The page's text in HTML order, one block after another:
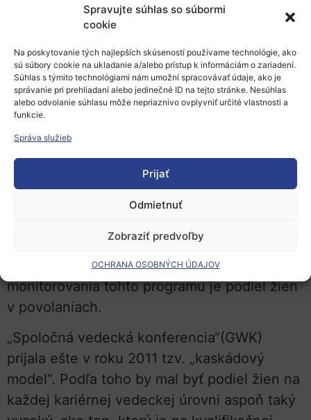
Spravujte súhlas so súbormi
cookie
Na poskytovanie tých najlepších skúseností používame technológie, ako
sú súbory cookie na ukladanie a/alebo prístup k informáciám o zariadení.
Súhlas s týmito technológiami nám umožní spracovávať údaje, ako je
správanie pri prehliadaní alebo jedinečné ID na tejto stránke. Nesúhlas
alebo odvolanie súhlasu môže nepriaznivo ovplyvniť určité vlastnosti a
funkcie.
Správa služieb
Prijať
Odmietnuť
Zobraziť predvoľby
OCHRANA OSOBNÝCH ÚDAJOV
Rodová rovnosť zohráva ústrednú úlohu aj v
koncepcie prezentované univerzitami,
zahŕňajú rôzne opatrenia na zlepšenie
kompatibility vedy a starostlivosti. Jednotlivé
univerzity definujú cieľové kvóty na zvýšenie
podielu vysokokvalifikovaných vedkýň na
vrcholových pozíciách. S programom na
podporu mladých vedcov (Tenure Track
Programm) si Spolková vláda a vlády
zlepšiť rovnosť príležitostí a zlučiteľnosť
práce a rodiny. Súčasťou sprievodného
monitorovania tohto programu je podiel žien
v povolaniach.
„Spoločná vedecká konferencia“(GWK)
prijala ešte v roku 2011 tzv. „kaskádový
model“. Podľa toho by mal byť podiel žien na
každej kariérnej vedeckej úrovni aspoň taký